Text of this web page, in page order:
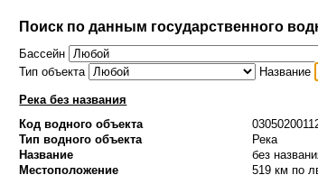
Поиск по данным государственного
Бассейн
Тип объекта
Название
Река без названия
Код водного объекта
Тип водного объекта
Река
Название
без
Местоположение
519 км по